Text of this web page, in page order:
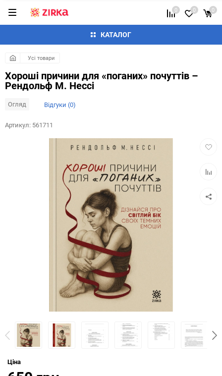
КАТАЛОГ
0 0 0
Усі товари
Хороші причини для «поганих» почуттів –
Рендольф М. Нессі
Огляд Відгуки (0)
до
Артикул: 561711
Ціна